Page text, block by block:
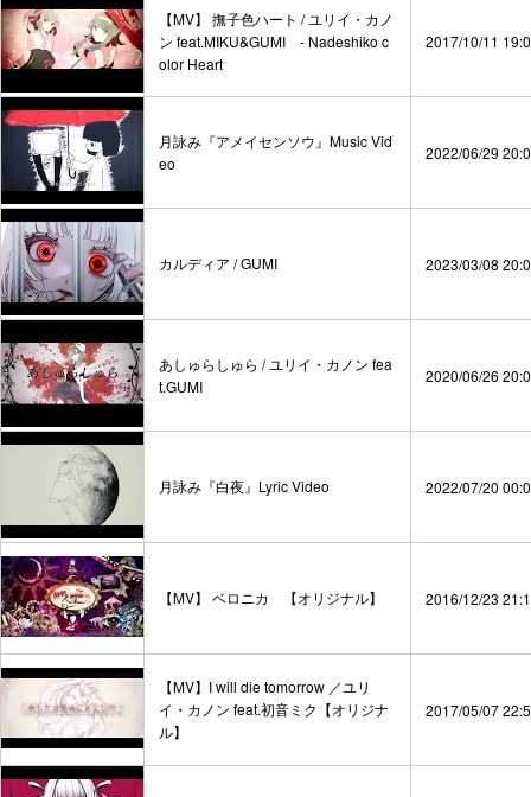
【MV】 撫子色ハート / ユリイ・カノ
ン feat.MIKU&GUMI - Nadeshiko c
olor Heart
2017/10/11
月詠み『アメイセンソウ』Music Vid
eo
2022/06/29
カルディア / GUMI 2023/03/08
あしゅらしゅら / ユリイ・カノン fea
t.GUMI
2020/06/26
月詠み『白夜』Lyric Video 2022/07/20
【MV】 ベロニカ 【オリジナル】 2016/12/23
【MV】I will die tomorrow ／ユリ
イ・カノン feat.初音ミク【オリジナ
ル】
2017/05/07